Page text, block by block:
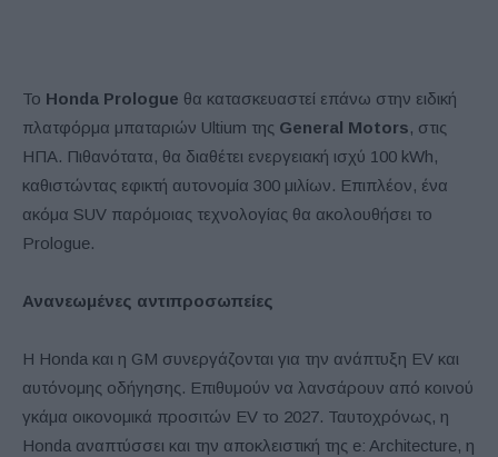
Το Honda Prologue θα κατασκευαστεί επάνω στην ειδική
πλατφόρμα μπαταριών Ultium της General Motors, στις
ΗΠΑ. Πιθανότατα, θα διαθέτει ενεργειακή ισχύ 100 kWh,
καθιστώντας εφικτή αυτονομία 300 μιλίων. Επιπλέον, ένα
ακόμα SUV παρόμοιας τεχνολογίας θα ακολουθήσει το
Prologue.
Ανανεωμένες αντιπροσωπείες
Η Honda και η GM συνεργάζονται για την ανάπτυξη EV και
αυτόνομης οδήγησης. Επιθυμούν να λανσάρουν από κοινού
γκάμα οικονομικά προσιτών EV το 2027. Ταυτοχρόνως, η
Honda αναπτύσσει και την αποκλειστική της e: Architecture, η